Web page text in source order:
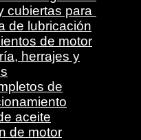
cubiertas para motor
de lubricación
de motor
herrajes y
de
aceite
de motor